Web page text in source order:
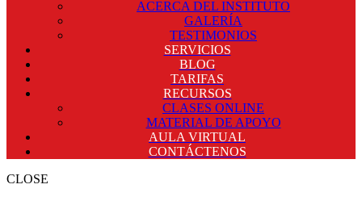
ACERCA DEL INSTITUTO
GALERÍA
TESTIMONIOS
SERVICIOS
BLOG
TARIFAS
RECURSOS
CLASES ONLINE
MATERIAL DE APOYO
AULA VIRTUAL
CONTÁCTENOS
CLOSE